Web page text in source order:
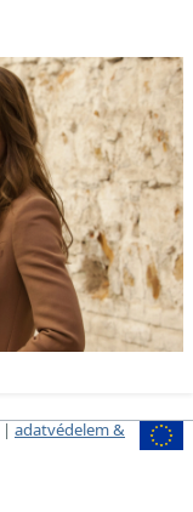
| adatvédelem &